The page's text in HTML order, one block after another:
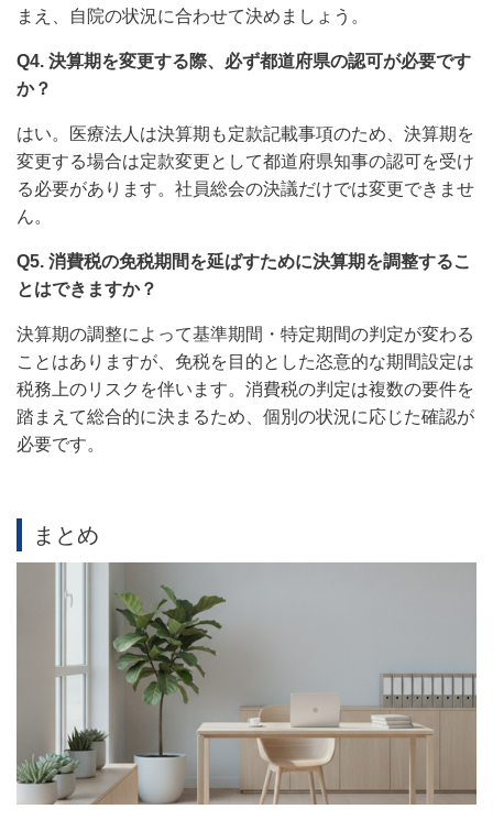
まえ、自院の状況に合わせて決めましょう。
Q4. 決算期を変更する際、必ず都道府県の認可が必要です
か？
はい。医療法人は決算期も定款記載事項のため、決算期を
変更する場合は定款変更として都道府県知事の認可を受け
る必要があります。社員総会の決議だけでは変更できませ
ん。
Q5. 消費税の免税期間を延ばすために決算期を調整するこ
とはできますか？
決算期の調整によって基準期間・特定期間の判定が変わる
ことはありますが、免税を目的とした恣意的な期間設定は
税務上のリスクを伴います。消費税の判定は複数の要件を
踏まえて総合的に決まるため、個別の状況に応じた確認が
必要です。
まとめ